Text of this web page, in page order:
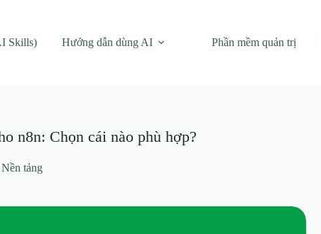
Skills) Hướng dẫn dùng AI Phần mềm quản trị
n8n: Chọn cái nào phù hợp?
tảng